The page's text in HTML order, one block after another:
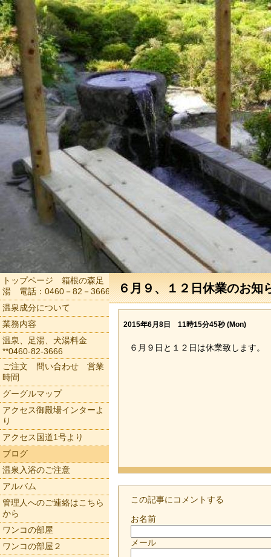
６月９、１２日休業のお知
2015年6月8日 11時15分45秒 (Mon)
６月９日と１２日は休業致します。
この記事にコメントする
お名前
メール
トップページ 箱根の森足
湯 電話：0460－82－3666
温泉成分について
業務内容
温泉、足湯、犬湯料金
**0460-82-3666
ご注文 問い合わせ 営業
時間
グーグルマップ
アクセス御殿場インターよ
り
アクセス国道1号より
ブログ
温泉入浴のご注意
アルバム
管理人へのご連絡はこちら
から
ワンコの部屋
ワンコの部屋２